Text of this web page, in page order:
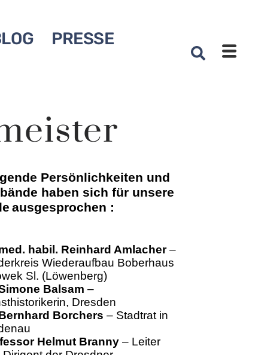
PRESSE
Persönlichkeiten und
haben sich für unsere
ausgesprochen :
habil. Reinhard Amlacher–
Wiederaufbau Boberhaus
Sl. (Löwenberg)
Balsam –
Dresden
Borchers – Stadtrat in
Helmut Branny– Leiter